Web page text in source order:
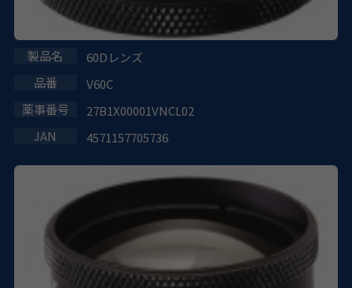
60Dレンズ
V60C
27B1X00001VNCL02
4571157705736